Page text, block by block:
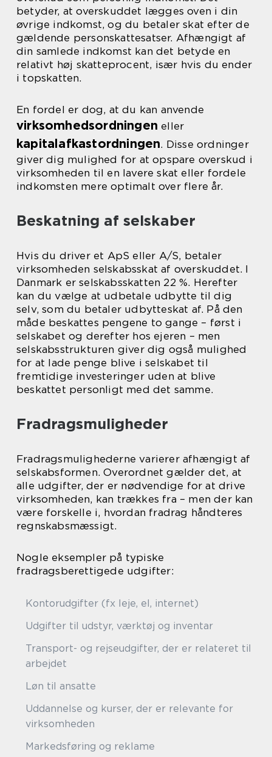
betyder, at overskuddet lægges oven i din
øvrige indkomst, og du betaler skat efter de
gældende personskattesatser. Afhængigt af
din samlede indkomst kan det betyde en
relativt høj skatteprocent, især hvis du ender
i topskatten.
En fordel er dog, at du kan anvende
virksomhedsordningen eller
kapitalafkastordningen. Disse ordninger
giver dig mulighed for at opspare overskud i
virksomheden til en lavere skat eller fordele
indkomsten mere optimalt over flere år.
Beskatning af selskaber
Hvis du driver et ApS eller A/S, betaler
virksomheden selskabsskat af overskuddet. I
Danmark er selskabsskatten 22 %. Herefter
kan du vælge at udbetale udbytte til dig
selv, som du betaler udbytteskat af. På den
måde beskattes pengene to gange – først i
selskabet og derefter hos ejeren – men
selskabsstrukturen giver dig også mulighed
for at lade penge blive i selskabet til
fremtidige investeringer uden at blive
beskattet personligt med det samme.
Fradragsmuligheder
Fradragsmulighederne varierer afhængigt af
selskabsformen. Overordnet gælder det, at
alle udgifter, der er nødvendige for at drive
virksomheden, kan trækkes fra – men der kan
være forskelle i, hvordan fradrag håndteres
regnskabsmæssigt.
Nogle eksempler på typiske
fradragsberettigede udgifter:
Kontorudgifter (fx leje, el, internet)
Udgifter til udstyr, værktøj og inventar
Transport- og rejseudgifter, der er relateret til
arbejdet
Løn til ansatte
Uddannelse og kurser, der er relevante for
virksomheden
Markedsføring og reklame